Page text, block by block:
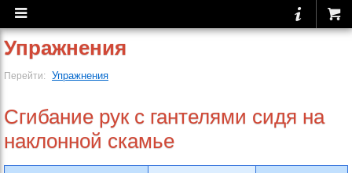
Упражнения
Перейти: Упражнения
Сгибание рук с гантелями сидя на
наклонной скамье